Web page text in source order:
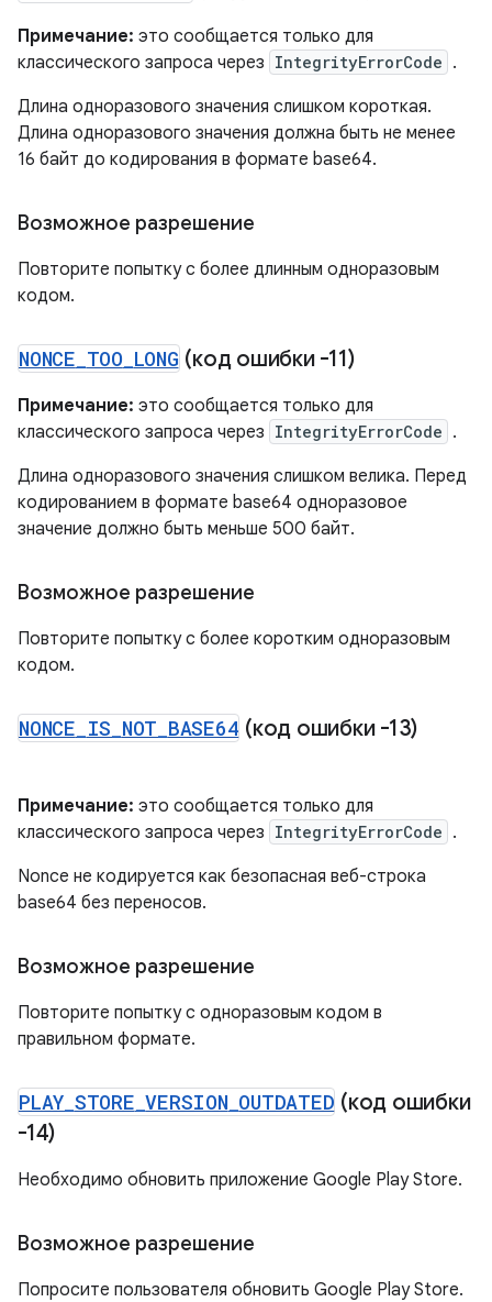
Примечание: это сообщается только для
классического запроса через IntegrityErrorCode .
Длина одноразового значения слишком короткая.
Длина одноразового значения должна быть не менее
16 байт до кодирования в формате base64.
Возможное разрешение
Повторите попытку с более длинным одноразовым
кодом.
NONCE TOO LONG (код ошибки -11)
Примечание: это сообщается только для
классического запроса через IntegrityErrorCode .
Длина одноразового значения слишком велика. Перед
кодированием в формате base64 одноразовое
значение должно быть меньше 500 байт.
Возможное разрешение
Повторите попытку с более коротким одноразовым
кодом.
NONCE IS NOT BASE64 (код ошибки -13)
Примечание: это сообщается только для
классического запроса через IntegrityErrorCode .
Nonce не кодируется как безопасная веб-строка
base64 без переносов.
Возможное разрешение
Повторите попытку с одноразовым кодом в
правильном формате.
PLAY STORE _VERSION OUTDATED (код ошибки
-14)
Необходимо обновить приложение Google Play Store.
Возможное разрешение
Попросите пользователя обновить Google Play Store.